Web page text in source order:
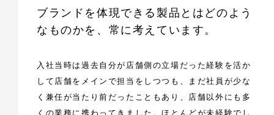
ブランドを体現できる製品とはどのよう
なものかを、常に考えています。
入社当時は過去自分が店舗側の立場だった経験を活か
して店舗をメインで担当をしつつも、まだ社員が少な
く兼任が当たり前だったこともあり、店舗以外にも多
くの業務に携わってきました。ほとんどが未経験でし